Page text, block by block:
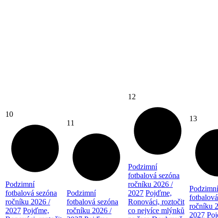
10
Podzimní
fotbalová sezóna
ročníku 2026 /
2027 Pojďme,
11
Podzimní
fotbalová sezóna
ročníku 2026 /
12
Podzimní
fotbalová sezóna
ročníku 2026 /
2027 Pojďme,
Ronováci, roztočit
co nejvíce mlýnků
13
Podzimní
ročníku
2027